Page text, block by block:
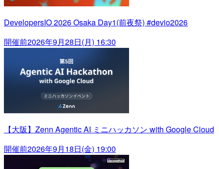
DevelopersIO 2026 Osaka Day1(前夜祭) #devio2026
開催前2026年9月28日(月) 16:30
【大阪】Zenn Agentic AI ミニハッカソン with Google Cloud
開催前2026年9月18日(金) 19:00